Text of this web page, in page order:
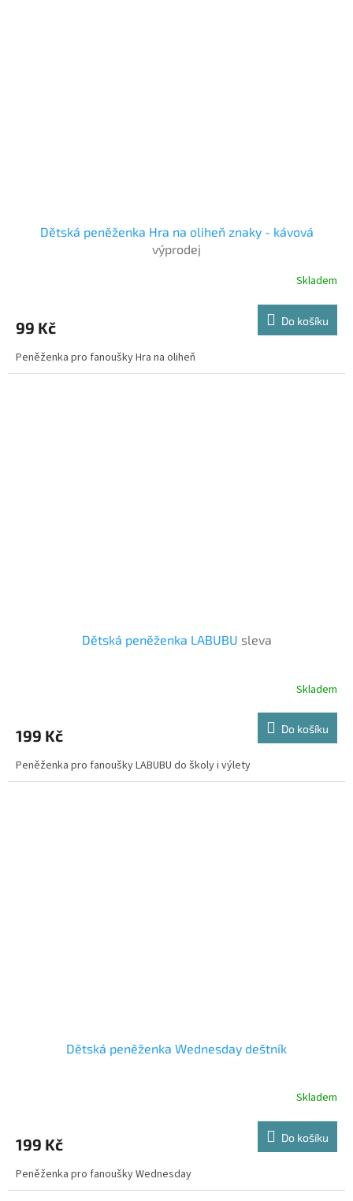
Dětská peněženka Hra na oliheň znaky - kávová
výprodej
Skladem
99 Kč Do košíku
Peněženka pro fanoušky Hra na oliheň
Dětská peněženka LABUBU sleva
Skladem
199 Kč Do košíku
Peněženka pro fanoušky LABUBU do školy i výlety
Dětská peněženka Wednesday deštník
Skladem
199 Kč Do košíku
Peněženka pro fanoušky Wednesday